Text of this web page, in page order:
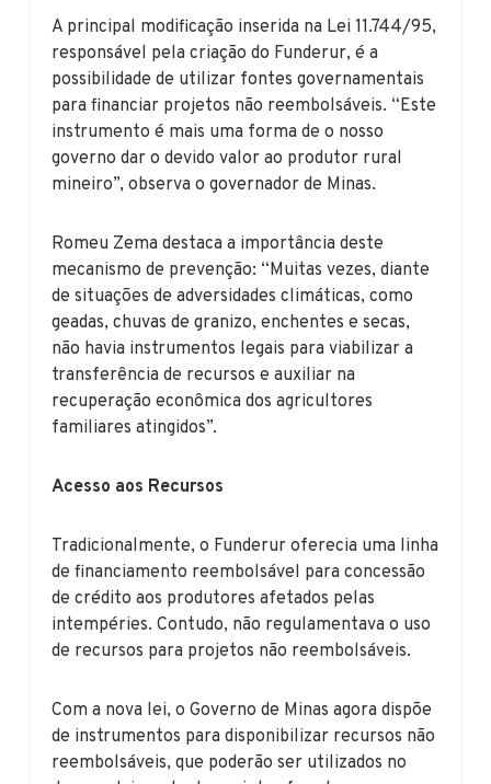
A principal modificação inserida na Lei 11.744/95,
responsável pela criação do Funderur, é a
possibilidade de utilizar fontes governamentais
para financiar projetos não reembolsáveis. “Este
instrumento é mais uma forma de o nosso
governo dar o devido valor ao produtor rural
mineiro”, observa o governador de Minas.
Romeu Zema destaca a importância deste
mecanismo de prevenção: “Muitas vezes, diante
de situações de adversidades climáticas, como
geadas, chuvas de granizo, enchentes e secas,
não havia instrumentos legais para viabilizar a
transferência de recursos e auxiliar na
recuperação econômica dos agricultores
familiares atingidos”.
Acesso aos Recursos
Tradicionalmente, o Funderur oferecia uma linha
de financiamento reembolsável para concessão
de crédito aos produtores afetados pelas
intempéries. Contudo, não regulamentava o uso
de recursos para projetos não reembolsáveis.
Com a nova lei, o Governo de Minas agora dispõe
de instrumentos para disponibilizar recursos não
reembolsáveis, que poderão ser utilizados no